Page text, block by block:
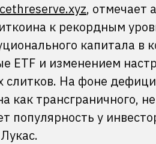
, отмечает
к рекордным
капитала в
ETF и изменением
слитков. На фоне
как трансграничного,
популярность у